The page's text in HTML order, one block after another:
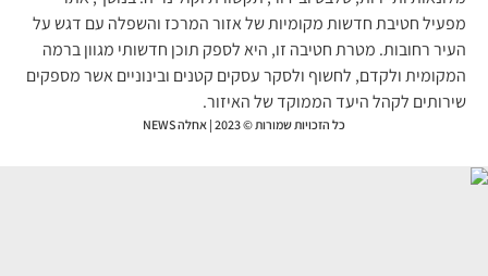
חטיבת חדשות מקומיות של אזור המרכז והשפלה עם דגש על
רחובות. מטרת חטיבה זו, היא לספק תוכן חדשותי מגוון ברמה
ולקדם, לחשוף ולסקר עסקים קטנים ובינוניים אשר מספקים
לקהל היעד הממוקד של האיזור.
כל הזכויות שמורות © 2023 | אחלה NEWS